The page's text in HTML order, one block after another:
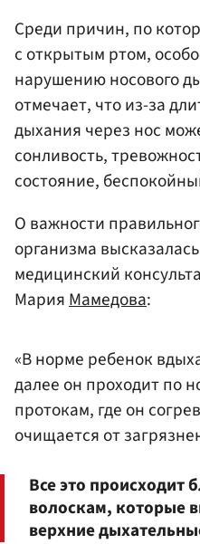
Среди причин, по
с открытым ртом,
нарушению носового
отмечает, что из-за
дыхания через нос
сонливость,
состояние,
О важности
организма
медицинский
МарияМамедова:
«В норме ребенок
далее он проходит по
протокам, где он
очищается от
Все это происходит
волоскам, которые
верхние